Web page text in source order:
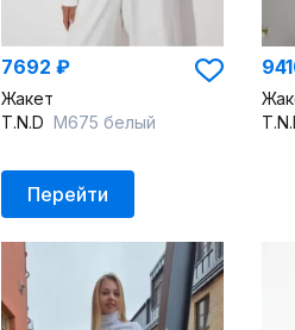
7692 ₽
Жакет
T.N.D М675 белый
Перейти